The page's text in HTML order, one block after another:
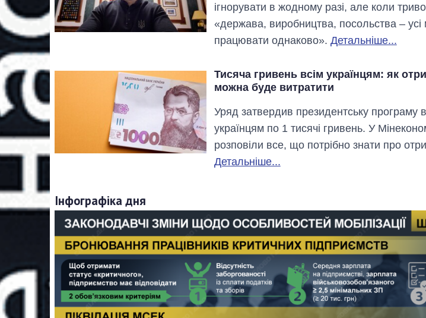
ігнорувати в жодному разі, але коли
«держава, виробництва, посольства –
працювати однаково». Детальніше...
Тисяча гривень всім українцям: як
можна буде витратити
Уряд затвердив президентську програму
українцям по 1 тисячі гривень. У
розповіли все, що потрібно знати про
Детальніше...
Інфографіка дня